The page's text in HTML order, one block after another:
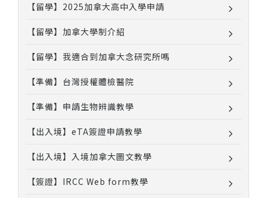
【留學】2025加拿大高中入學申請
【留學】加拿大學制介紹
【留學】我適合到加拿大念研究所嗎
【準備】台灣授權體檢醫院
【準備】申請生物辨識教學
【出入境】eTA簽證申請教學
【出入境】入境加拿大圖文教學
【簽證】IRCC Web form教學